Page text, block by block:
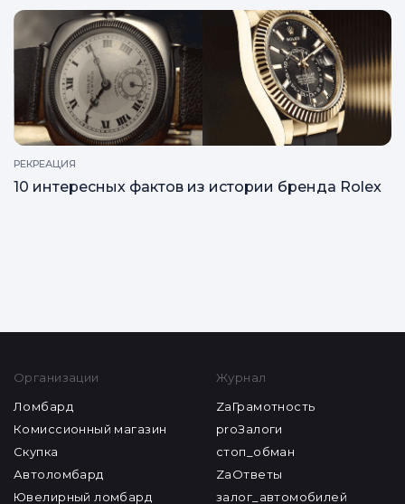
РЕКРЕАЦИЯ
10 интересных фактов из истории бренда Rolex
Организации
Ломбард
Комиссионный магазин
Скупка
Автоломбард
Ювелирный ломбард
Журнал
ZaГрамотность
proЗалоги
стоп_обман
ZaОтветы
залог_автомобилей